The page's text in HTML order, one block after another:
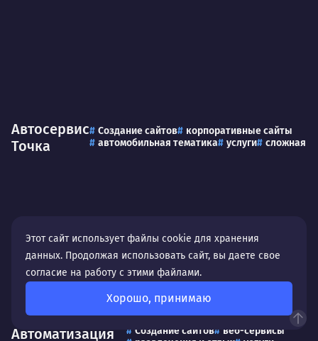
Автосервис
Точка
Создание сайтов
корпоративные сайты
автомобильная тематика
услуги сложная
Каникулы.
Автоматизация
Заказная разработка ПО
Создание сайтов
веб-сервисы
Этот сайт использует файлы cookie для хранения
данных. Продолжая использовать сайт, вы даете свое
согласие на работу с этими файлами.
Хорошо, принимаю